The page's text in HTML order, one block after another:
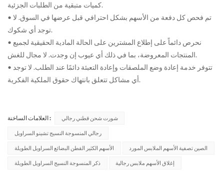
كميات متبقية من الطلبات الجزئية.
• تم فحص كل دفعة من الأسهم بشكل احترافي قبل عرضها في السوق. لا
توجد أي شكوك.
• نحرص دائماً على إطلاع المشترين على الحالة المادية الحقيقية لجميع
المنتجات المعروضة، بما في ذلك أي عيوب إن وجدت. لا مجال للغش.
• تتوفر خدمة إعادة وضع الملصقات وإعادة التعبئة دائمًا عند الطلب. لا توجد
أي مشاكل تتعلق بانتهاك حقوق الملكية الفكرية.
العلامات الساخنة : شورت شحن قطني رجالي
رجالي المنسوجة النسيج تشينو السراويل
الأسهم الكثير القطن البضائع السراويل الطويلة الصين تصفية الأسهم الملابس المورد
ذكر المنسوجة النسيج السراويل الطويلة إغلاق الأسهم ملابس رجالية